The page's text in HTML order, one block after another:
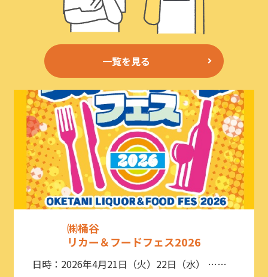
一覧を見る
㈱桶谷
リカー＆フードフェス2026
日時：2026年4月21日（火）22日（水） ……